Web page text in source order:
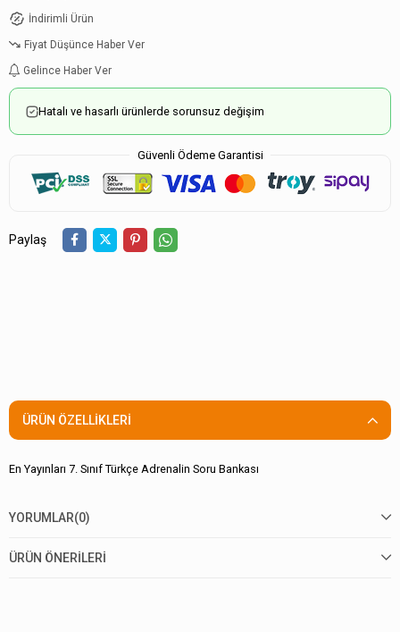
İndirimli Ürün
Fiyat Düşünce Haber Ver
Gelince Haber Ver
Hatalı ve hasarlı ürünlerde sorunsuz değişim
Güvenli Ödeme Garantisi
Paylaş
ÜRÜN ÖZELLIKLERI
En Yayınları 7. Sınıf Türkçe Adrenalin Soru Bankası
YORUMLAR(0)
ÜRÜN ÖNERILERI